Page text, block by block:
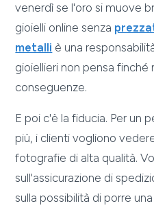
venerdì se l'oro si muove
gioielli online senza
metalli è una
gioiellieri non pensa finché
conseguenze.
E poi c'è la fiducia. Per un
più, i clienti vogliono
fotografie di alta qualità.
sull'assicurazione di
sulla possibilità di porre